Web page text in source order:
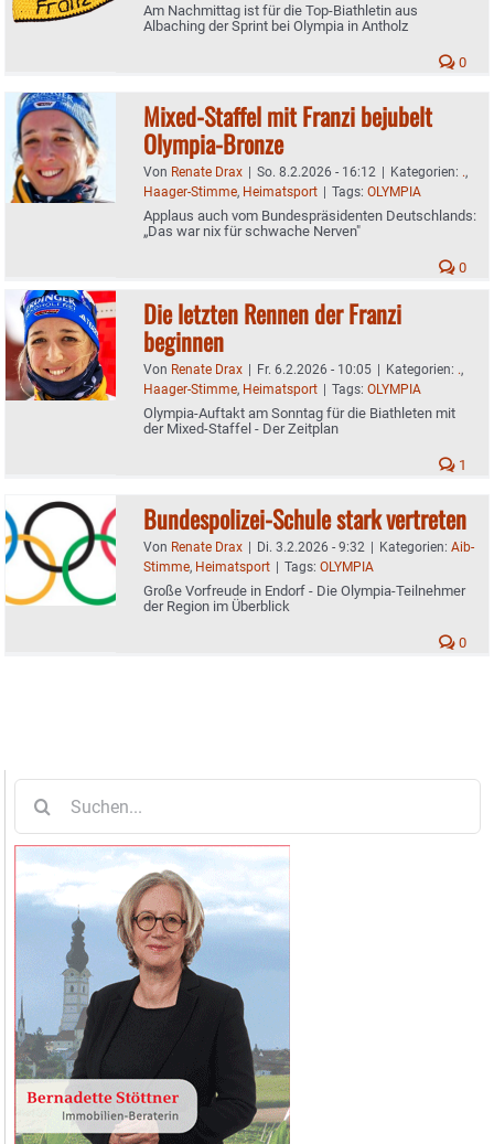
Am Nachmittag ist für die Top-Biathletin aus
Albaching der Sprint bei Olympia in Antholz
0
Mixed-Staffel mit Franzi bejubelt
Olympia-Bronze
Von Renate Drax | So. 8.2.2026 - 16:12 | Kategorien: .,
Haager-Stimme, Heimatsport | Tags: OLYMPIA
Applaus auch vom Bundespräsidenten Deutschlands:
„Das war nix für schwache Nerven"
0
Die letzten Rennen der Franzi
beginnen
Von Renate Drax | Fr. 6.2.2026 - 10:05 | Kategorien: .,
Haager-Stimme, Heimatsport | Tags: OLYMPIA
Olympia-Auftakt am Sonntag für die Biathleten mit
der Mixed-Staffel - Der Zeitplan
1
Bundespolizei-Schule stark vertreten
Von Renate Drax | Di. 3.2.2026 - 9:32 | Kategorien: Aib-
Stimme, Heimatsport | Tags: OLYMPIA
Große Vorfreude in Endorf - Die Olympia-Teilnehmer
der Region im Überblick
0
nach: